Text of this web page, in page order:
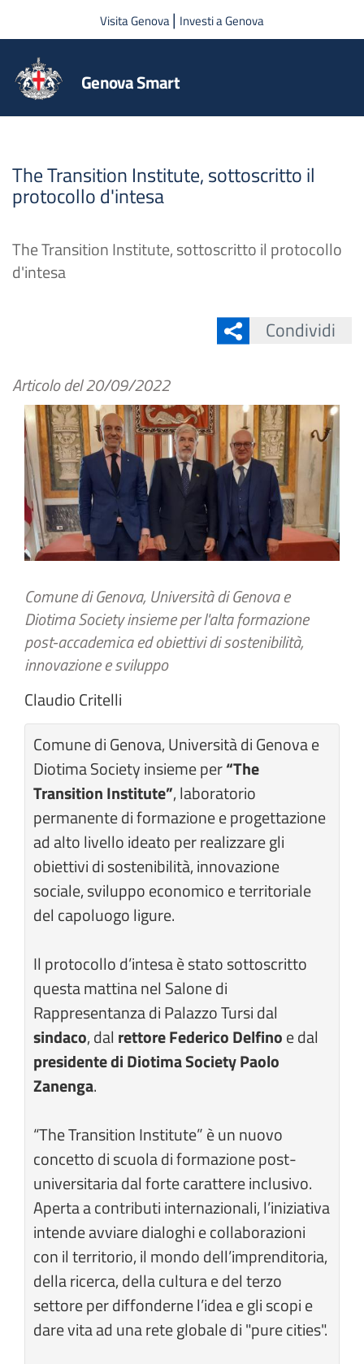
Salta al contenuto principale
Visita Genova| Investi a Genova
Genova Smart
The Transition Institute, sottoscritto il
protocollo d'intesa
The Transition Institute, sottoscritto il protocollo
d'intesa
Condividi
Articolo del20/09/2022
Comune di Genova, Università di Genova e
Diotima Society insieme per l'alta formazione
post-accademica ed obiettivi di sostenibilità,
innovazione e sviluppo
Claudio Critelli
Comune di Genova, Università di Genova e
Diotima Society insieme per“The
Transition Institute”, laboratorio
permanente di formazione e progettazione
ad alto livello ideato per realizzare gli
obiettivi di sostenibilità, innovazione
sociale, sviluppo economico e territoriale
del capoluogo ligure.
Il protocollo d’intesa è stato sottoscritto
questa mattina nel Salone di
Rappresentanza di Palazzo Tursi dal
sindaco, dal rettore Federico Delfinoe dal
presidente di Diotima Society Paolo
Zanenga.
“The Transition Institute” è un nuovo
concetto di scuola di formazione post-
universitaria dal forte carattere inclusivo.
Aperta a contributi internazionali, l’iniziativa
intende avviare dialoghi e collaborazioni
con il territorio, il mondo dell’imprenditoria,
della ricerca, della cultura e del terzo
settore per diffonderne l’idea e gli scopi e
dare vita ad una rete globale di "pure cities".